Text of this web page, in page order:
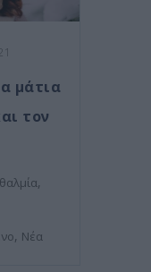
μάτια
τον
,
, Νέα